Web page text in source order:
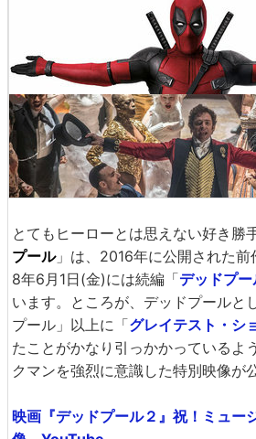
とてもヒーローとは思えない好き勝
プール」は、2016年に公開された前
8年6月1日(金)には続編「デッドプ
います。ところが、デッドプールと
プール」以上に「グレイテスト・シ
たことがかなり引っかかっているよ
クマンを強烈に意識した特別映像が
映画『デッドプール２』祝！ミュー